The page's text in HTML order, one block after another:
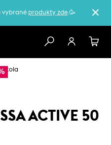
vybrané produkty zde.🥳
kola
ACTIVE 50